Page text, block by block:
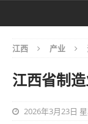
江西 产业
江西省制
2026年3月23日